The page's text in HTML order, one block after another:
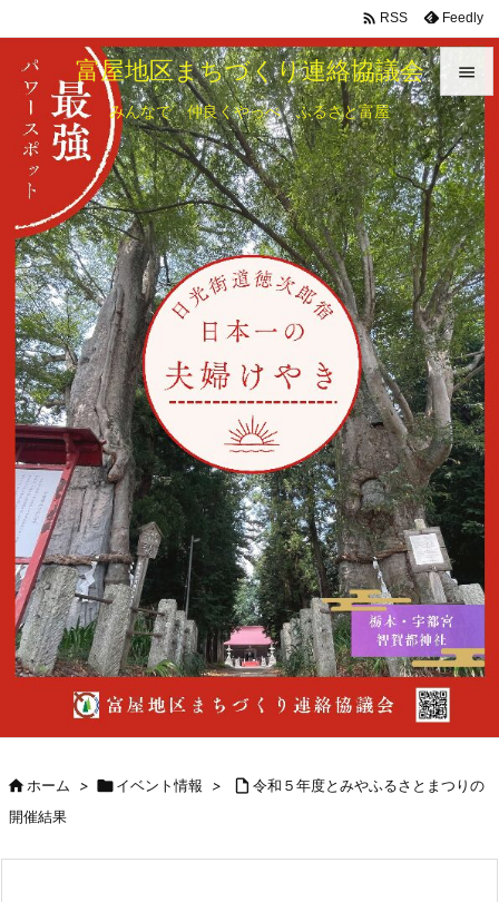
富屋地区まちづくり連絡協議会
みんなで 仲良くやっぺ ふるさと富屋


メニュ

サイド

前へ

次へ

検索
 RSS Feedly
ホーム > イベント情報 >  令和５年度とみやふるさとまつりの
開催結果